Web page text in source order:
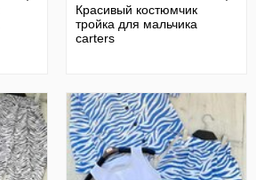
Красивый костюмчик
тройка для мальчика
carters